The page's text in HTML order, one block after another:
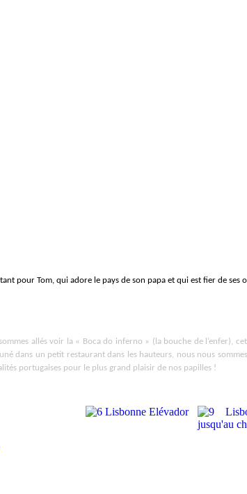
pour Tom, qui adore le pays de son papa et qui est fier de
allés voir la « Boca do inferno » (la bouche de l’enfer),
dans un petit restaurant dans les hauteurs, nous nous
portugaises pour le plus grand plaisir de nos papilles !